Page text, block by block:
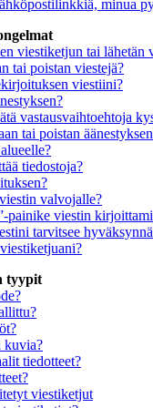
minua
viestiketjun tai lähetän
tai poistan viestejä?
viestiini?
vastausvaihtoehtoja
tai poistan
tiedostoja?
valvojalle?
painike viestin
tarvitsee
tyypit
kuvia?
tiedotteet?
viestiketjut